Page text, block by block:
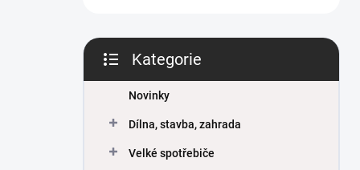
kategorie
Kategorie
Novinky
Dílna, stavba, zahrada
Velké spotřebiče